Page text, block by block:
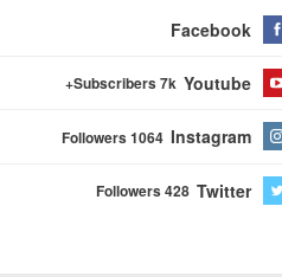
Facebook
Youtube
Subscribers 7k+
Instagram
Followers 1064
Twitter
Followers 428